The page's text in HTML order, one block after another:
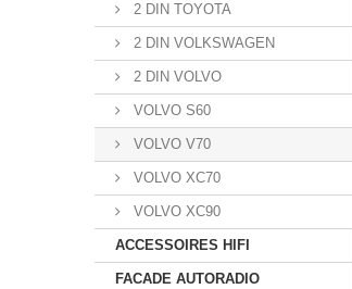
2 DIN TOYOTA
2 DIN VOLKSWAGEN
2 DIN VOLVO
VOLVO S60
VOLVO V70
VOLVO XC70
VOLVO XC90
ACCESSOIRES HIFI
FACADE AUTORADIO